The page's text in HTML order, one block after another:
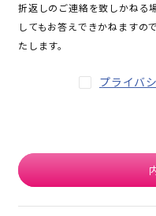
折返しのご連絡を致しかねる
してもお答えできかねますの
たします。
プライバ